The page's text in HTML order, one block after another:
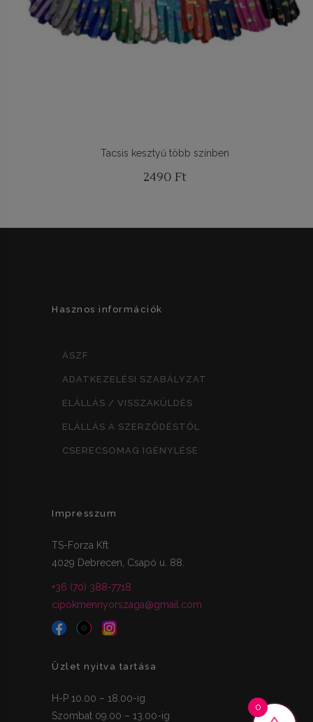
Tacsis kesztyű több színben
2490 Ft
Hasznos információk
ÁSZF
ADATKEZELÉSI SZABÁLYZAT
ELÁLLÁS / VISSZAKÜLDÉS
ELÁLLÁS A SZERZŐDÉSTŐL
CSERECSOMAG IGÉNYLÉSE
Impresszum
TS-Forza Kft
4029 Debrecen, Csapó u. 88.
+36 (70) 388-7718
cipokmennyorszaga@gmail.com
Üzlet nyitva tartása
H-P 10.00 – 18.00-ig
Szombat 09.00 – 13.00-ig
0